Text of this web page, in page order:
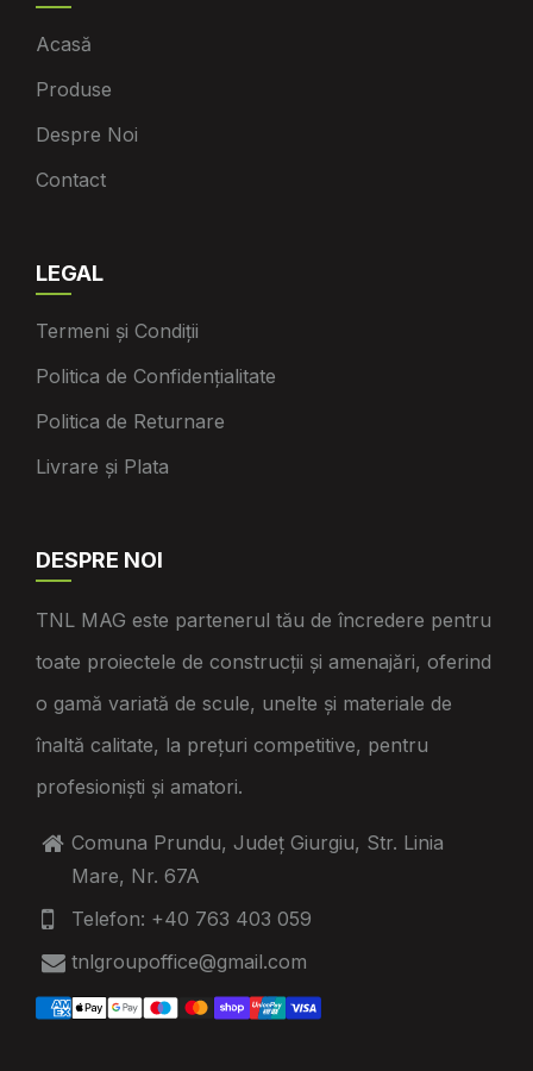
Acasă
Produse
Despre Noi
Contact
LEGAL
Termeni și Condiții
Politica de Confidențialitate
Politica de Returnare
Livrare și Plata
DESPRE NOI
TNL MAG este partenerul tău de încredere pentru
toate proiectele de construcții și amenajări, oferind
o gamă variată de scule, unelte și materiale de
înaltă calitate, la prețuri competitive, pentru
profesioniști și amatori.
Comuna Prundu, Județ Giurgiu, Str. Linia
Mare, Nr. 67A
Telefon: +40 763 403 059
tnlgroupoffice@gmail.com